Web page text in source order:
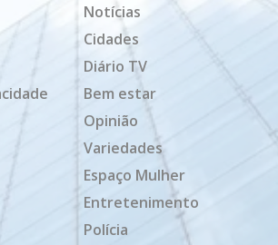
Notícias
Cidades
Diário TV
Bem estar
Opinião
Variedades
Espaço Mulher
Entretenimento
Polícia